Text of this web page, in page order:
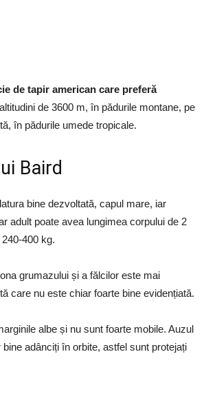
de tapir american care preferă
de 3600 m, în pădurile montane, pe
în pădurile umede tropicale.
Baird
bine dezvoltată, capul mare, iar
adult poate avea lungimea corpului de 2
400 kg.
grumazului și a fălcilor este mai
care nu este chiar foarte bine evidențiată.
albe și nu sunt foarte mobile. Auzul
adânciți în orbite, astfel sunt protejați